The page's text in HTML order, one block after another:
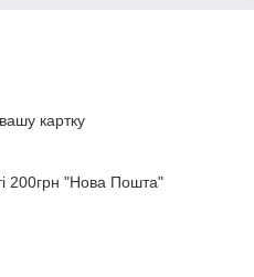
картку
200грн "Нова Пошта"